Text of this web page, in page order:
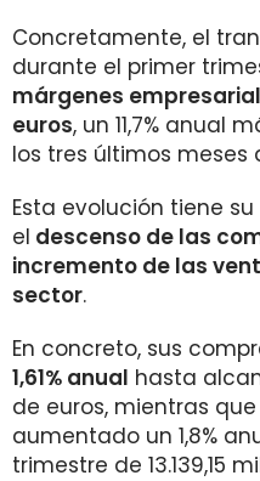
Concretamente, el
durante el primer
márgenes
euros, un 11,7% anual
los tres últimos meses
Esta evolución tiene
el descenso de las
incremento de las
sector.
En concreto, sus
1,61% anual hasta
de euros, mientras
aumentado un 1,8%
trimestre de 13.139,15